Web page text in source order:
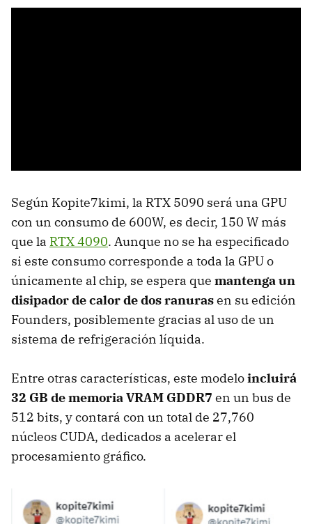
Según Kopite7kimi, la RTX 5090 será una GPU
con un consumo de 600W, es decir, 150 W más
que la RTX 4090. Aunque no se ha especificado
si este consumo corresponde a toda la GPU o
únicamente al chip, se espera que mantenga un
disipador de calor de dos ranurasen su edición
Founders, posiblemente gracias al uso de un
sistema de refrigeración líquida.
Entre otras características, este modeloincluirá
32 GB de memoria VRAM GDDR7 en un bus de
512 bits, y contará con un total de 27,760
núcleos CUDA, dedicados a acelerar el
procesamiento gráfico.